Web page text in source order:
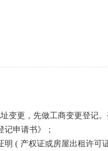
照副本。
变更，先做工商变更登记
记申请书》；
明 ( 产权证或房屋出租许可